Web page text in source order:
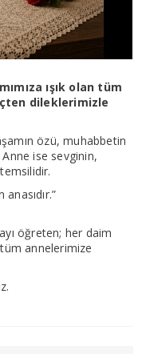
ışık olan tüm
dileklerimizle
özü, muhabbetin
Anne ise sevginin,
temsilidir.
öğreten; her daim
annelerimize